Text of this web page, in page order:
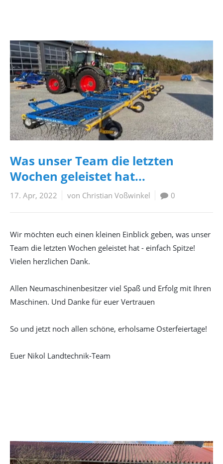
Was unser Team die letzten
Wochen geleistet hat...
17. Apr, 2022 von Christian Voßwinkel 0
Wir möchten euch einen kleinen Einblick geben, was unser
Team die letzten Wochen geleistet hat - einfach Spitze!
Vielen herzlichen Dank.
Allen Neumaschinenbesitzer viel Spaß und Erfolg mit Ihren
Maschinen. Und Danke für euer Vertrauen
So und jetzt noch allen schöne, erholsame Osterfeiertage!
Euer Nikol Landtechnik-Team